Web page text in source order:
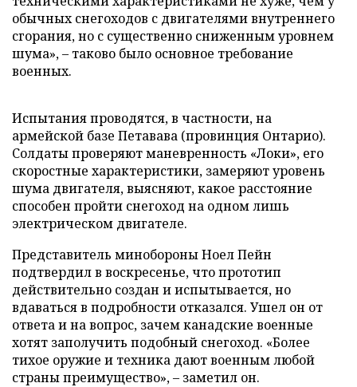
обычных снегоходов с двигателями внутреннего
сгорания, но с существенно сниженным уровнем
шума», – таково было основное требование
военных.
Испытания проводятся, в частности, на
армейской базе Петавава (провинция Онтарио).
Солдаты проверяют маневренность «Локи», его
скоростные характеристики, замеряют уровень
шума двигателя, выясняют, какое расстояние
способен пройти снегоход на одном лишь
электрическом двигателе.
Представитель минобороны Ноел Пейн
подтвердил в воскресенье, что прототип
действительно создан и испытывается, но
вдаваться в подробности отказался. Ушел он от
ответа и на вопрос, зачем канадские военные
хотят заполучить подобный снегоход. «Более
тихое оружие и техника дают военным любой
страны преимущество», – заметил он.